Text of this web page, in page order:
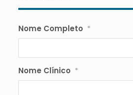
Nome Completo *
Nome Clínico *